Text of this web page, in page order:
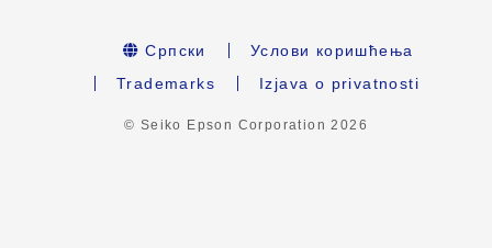
Српски
Услови коришћења
Trademarks
Izjava o privatnosti
© Seiko Epson Corporation2026